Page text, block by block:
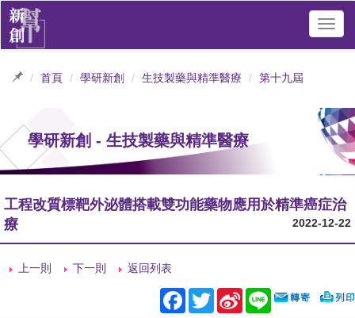
首頁 學研新創 生技製藥與精準醫療 第十九屆
學研新創 - 生技製藥與精準醫療
工程改質標靶外泌體搭載雙功能藥物應用於精準癌症治
療
2022-12-22
上一則 下一則 返回列表
Facebook
TwitterSina
Weibo
Line